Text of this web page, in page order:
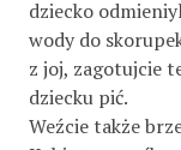
dziecko
wody do
z joj, zagotujcie
dziecku pić.
Weźcie także